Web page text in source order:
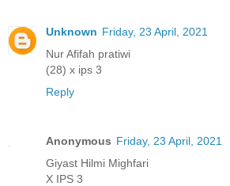
Unknown Friday, 23 April, 2021
Nur Afifah pratiwi
(28) x ips 3
Reply
Anonymous Friday, 23 April, 2021
Giyast Hilmi Mighfari
X IPS 3